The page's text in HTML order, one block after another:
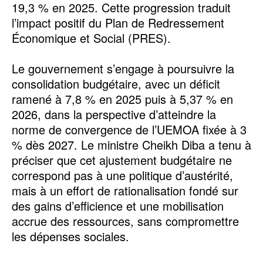
19,3 % en 2025. Cette progression traduit
l’impact positif du Plan de Redressement
Économique et Social (PRES).
Le gouvernement s’engage à poursuivre la
consolidation budgétaire, avec un déficit
ramené à 7,8 % en 2025 puis à 5,37 % en
2026, dans la perspective d’atteindre la
norme de convergence de l’UEMOA fixée à 3
% dès 2027. Le ministre Cheikh Diba a tenu à
préciser que cet ajustement budgétaire ne
correspond pas à une politique d’austérité,
mais à un effort de rationalisation fondé sur
des gains d’efficience et une mobilisation
accrue des ressources, sans compromettre
les dépenses sociales.